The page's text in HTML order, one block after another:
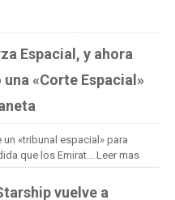
Espacial, y ahora
«Corte Espacial»
«tribunal espacial» para
que los Emirat... Leer mas
vuelve a